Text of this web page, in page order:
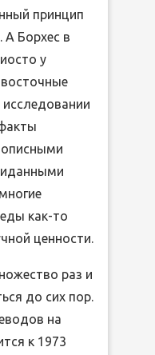
принцип
А Борхес в
у
как-то
ценности.
раз и
до сих пор.
на
к 1973